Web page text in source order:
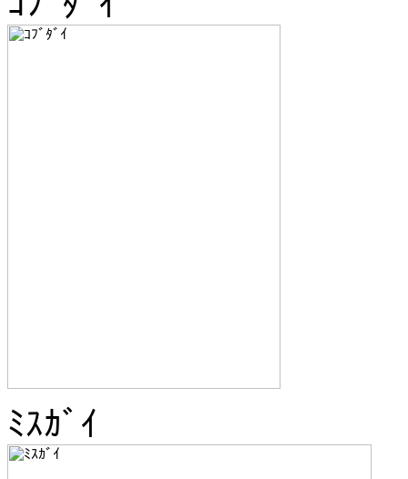
ﾐｽｶﾞｲ